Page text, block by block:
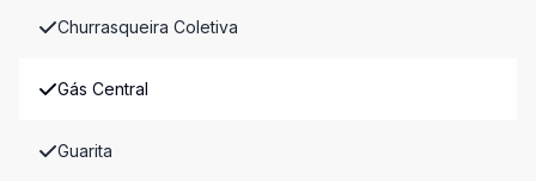
Churrasqueira Coletiva
Gás Central
Guarita